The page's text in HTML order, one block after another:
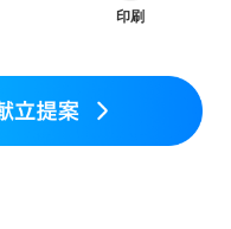
印刷